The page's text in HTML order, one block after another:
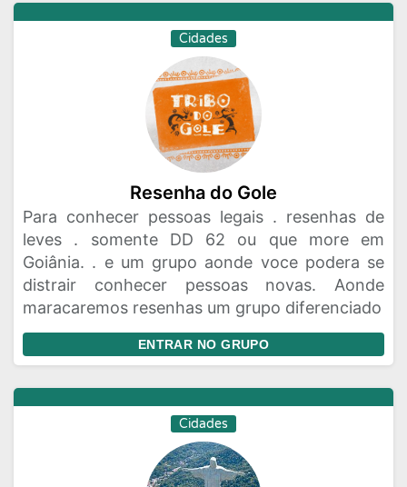
Cidades
Resenha do Gole
Para conhecer pessoas legais . resenhas de
leves . somente DD 62 ou que more em
Goiânia. . e um grupo aonde voce podera se
distrair conhecer pessoas novas. Aonde
maracaremos resenhas um grupo diferenciado
ENTRAR NO GRUPO
Cidades